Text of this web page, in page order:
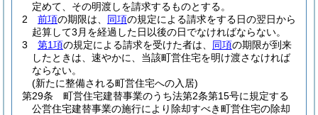
定めて、その明渡しを請求するものとする。
2
前項の期限は、 同項の規定による請求をする日の翌日から
起算して3月を経過した日以後の日でなければならない。
3
第1項の規定による請求を受けた者は、 同項の期限が到来
したときは、速やかに、当該町営住宅を明け渡さなければ
ならない。
(新たに整備される町営住宅への入居)
第29条
町営住宅建替事業のうち法第2条第15号に規定する
公営住宅建替事業の施行により除却すべき町営住宅の除却